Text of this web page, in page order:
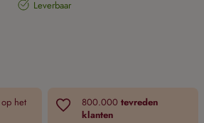
Leverbaar
op het
800.000 tevreden
klanten